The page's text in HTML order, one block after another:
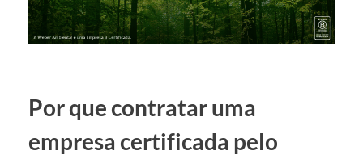
Por que contratar uma
empresa certificada pelo